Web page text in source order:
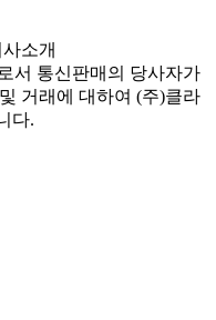
사소개
서 통신판매의 당사자가
거래에 대하여 (주)클라
다.